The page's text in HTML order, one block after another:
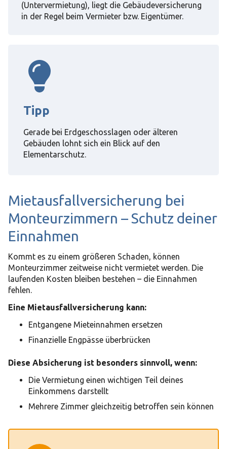
(Untervermietung), liegt die Gebäudeversicherung
in der Regel beim Vermieter bzw. Eigentümer.
Tipp
Gerade bei Erdgeschosslagen oder älteren
Gebäuden lohnt sich ein Blick auf den
Elementarschutz.
Mietausfallversicherung bei
Monteurzimmern – Schutz deiner
Einnahmen
Kommt es zu einem größeren Schaden, können
Monteurzimmer zeitweise nicht vermietet werden. Die
laufenden Kosten bleiben bestehen – die Einnahmen
fehlen.
Eine Mietausfallversicherung kann:
Entgangene Mieteinnahmen ersetzen
Finanzielle Engpässe überbrücken
Diese Absicherung ist besonders sinnvoll, wenn:
Die Vermietung einen wichtigen Teil deines
Einkommens darstellt
Mehrere Zimmer gleichzeitig betroffen sein können